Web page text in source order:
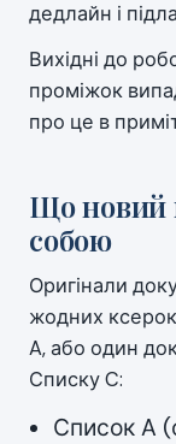
дедлайн і
Вихідні до
проміжок
про це в
Що новий
собою
Оригінали
жодних
A, або один
Списку C:
Список A